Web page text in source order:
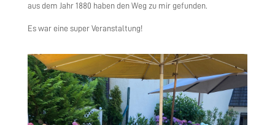
aus dem Jahr 1880 haben den Weg zu mir gefunden.
Es war eine super Veranstaltung!